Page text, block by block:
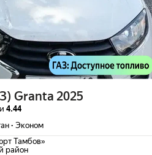
Granta 2025
4.44
· Эконом
Тамбов»
район